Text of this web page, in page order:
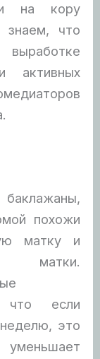
на кору
знаем, что
выработке
активных
похожи
матку и
что если
это
уменьшает